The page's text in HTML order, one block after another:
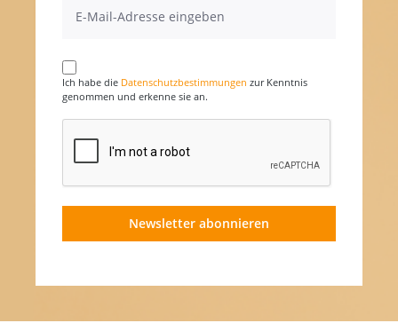
Ich habe die Datenschutzbestimmungen zur Kenntnis
genommen und erkenne sie an.
Newsletter abonnieren